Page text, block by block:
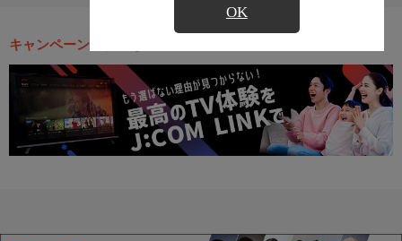
OK
キャンペーン・お得な情報